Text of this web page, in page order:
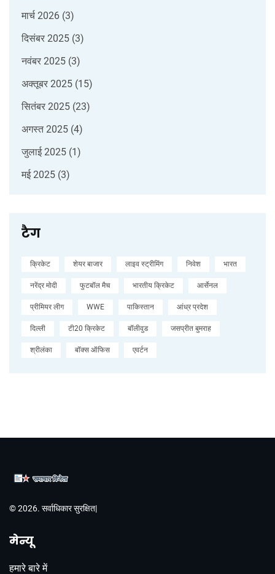
मार्च 2026 (3)
दिसंबर 2025 (3)
नवंबर 2025 (3)
अक्तूबर 2025 (15)
सितंबर 2025 (23)
अगस्त 2025 (4)
जुलाई 2025 (1)
मई 2025 (3)
टैग
क्रिकेट शेयर बाजार लाइव स्ट्रीमिंग निवेश भारत
नरेंद्र मोदी फुटबॉल मैच भारतीय क्रिकेट आर्सेनल
प्रीमियर लीग WWE पाकिस्तान आंध्र प्रदेश
दिल्ली टी20 क्रिकेट बॉलीवुड जसप्रीत बुमराह
श्रीलंका बॉक्स ऑफिस एवर्टन
© 2026. सर्वाधिकार सुरक्षित|
मेन्यू
हमारे बारे में